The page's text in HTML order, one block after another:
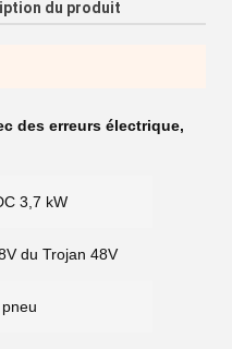
du produit
des erreurs électrique,
3,7 kW
du Trojan 48V